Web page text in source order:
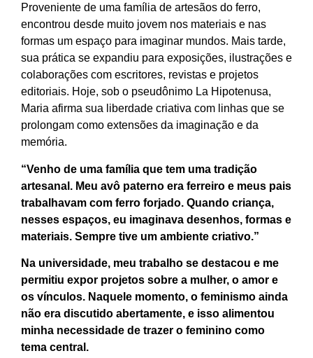
Proveniente de uma família de artesãos do ferro,
encontrou desde muito jovem nos materiais e nas
formas um espaço para imaginar mundos. Mais tarde,
sua prática se expandiu para exposições, ilustrações e
colaborações com escritores, revistas e projetos
editoriais. Hoje, sob o pseudônimo La Hipotenusa,
Maria afirma sua liberdade criativa com linhas que se
prolongam como extensões da imaginação e da
memória.
“Venho de uma família que tem uma tradição
artesanal. Meu avô paterno era ferreiro e meus pais
trabalhavam com ferro forjado. Quando criança,
nesses espaços, eu imaginava desenhos, formas e
materiais. Sempre tive um ambiente criativo.”
Na universidade, meu trabalho se destacou e me
permitiu expor projetos sobre a mulher, o amor e
os vínculos. Naquele momento, o feminismo ainda
não era discutido abertamente, e isso alimentou
minha necessidade de trazer o feminino como
tema central.